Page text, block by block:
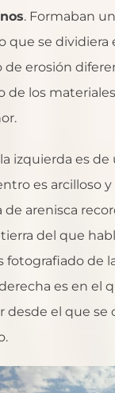
. Formaban
que se dividiera
de erosión
de los
izquierda es de
es arcilloso
de arenisca
del que
fotografiado de
es en el
desde el que se